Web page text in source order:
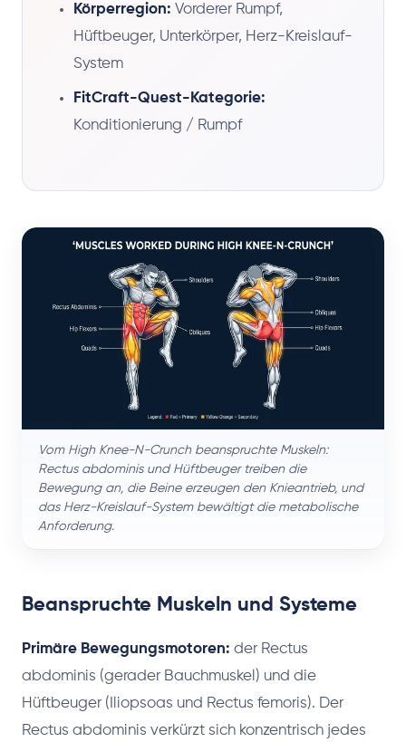
Körperregion: Vorderer Rumpf,
Hüftbeuger, Unterkörper, Herz-Kreislauf-
System
FitCraft-Quest-Kategorie:
Konditionierung / Rumpf
Vom High Knee-N-Crunch beanspruchte Muskeln:
Rectus abdominis und Hüftbeuger treiben die
Bewegung an, die Beine erzeugen den Knieantrieb, und
das Herz-Kreislauf-System bewältigt die metabolische
Anforderung.
Beanspruchte Muskeln und Systeme
Primäre Bewegungsmotoren: der Rectus
abdominis (gerader Bauchmuskel) und die
Hüftbeuger (Iliopsoas und Rectus femoris). Der
Rectus abdominis verkürzt sich konzentrisch jedes